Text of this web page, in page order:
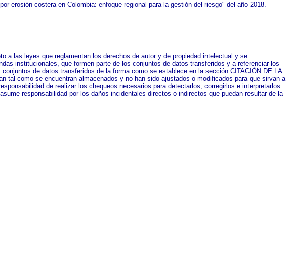
erosión costera en Colombia: enfoque regional para la gestión del riesgo" del año 2018.
a las leyes que reglamentan los derechos de autor y de propiedad intelectual y se
institucionales, que formen parte de los conjuntos de datos transferidos y a referenciar los
de datos transferidos de la forma como se establece en la sección CITACIÓN DE LA
tal como se encuentran almacenados y no han sido ajustados o modificados para que sirvan a
de realizar los chequeos necesarios para detectarlos, corregirlos e interpretarlos
responsabilidad por los daños incidentales directos o indirectos que puedan resultar de la